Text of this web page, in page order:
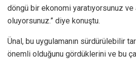
döngü bir ekonomi yaratıyorsunuz
oluyorsunuz.” diye konuştu.
Ünal, bu uygulamanın sürdürülebilir
önemli olduğunu gördüklerini ve bu